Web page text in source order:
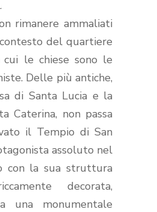
rimanere ammaliati
del quartiere
cui le chiese sono le
Delle più antiche,
di Santa Lucia e la
Caterina, non passa
il Tempio di San
assoluto nel
con la sua struttura
decorata,
una monumentale